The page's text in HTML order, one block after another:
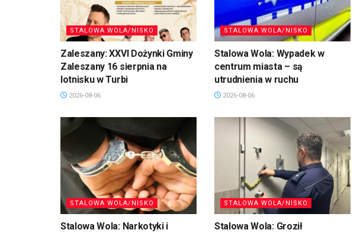
STALOWA WOLA/NISKO
Zaleszany: XXVI Dożynki Gminy
Zaleszany 16 sierpnia na
lotnisku w Turbi
2026-08-06
STALOWA WOLA/NISKO
Stalowa Wola: Wypadek w
centrum miasta – są
utrudnienia w ruchu
2026-08-06
STALOWA WOLA/NISKO
Stalowa Wola: Narkotyki i
STALOWA WOLA/NISKO
Stalowa Wola: Groził